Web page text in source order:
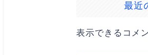
最近
表示できるコメ